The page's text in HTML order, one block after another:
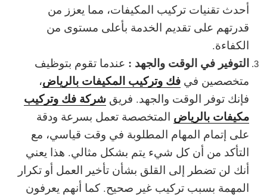
أحدث تقنيات تركيب المكيفات، مما يعزز من
قدرتهم على تقديم الخدمة بأعلى مستوى من
الكفاءة.
التوفير في الوقت والجهد : عندما تقوم بتوظيف
متخصصين في فك وتركيب المكيفات بالرياض،
فإنك توفر الوقت والجهد. فريق شركة فك وتركيب
مكيفات بالرياض المتخصصة تعمل بسرعة ودقة
على إتمام المهام المطلوبة في وقت قياسي، مع
التأكد من أن كل شيء يتم بشكل مثالي. هذا يعني
أنك لن تضطر إلى القلق بشأن تأخير العمل أو تكرار
المهمة بسبب تركيب غير صحيح. كما أنهم يعرفون